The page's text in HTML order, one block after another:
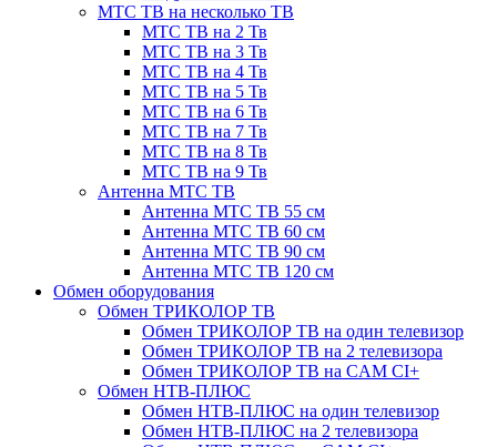
МТС ТВ на несколько ТВ
МТС ТВ на 2 Тв
МТС ТВ на 3 Тв
МТС ТВ на 4 Тв
МТС ТВ на 5 Тв
МТС ТВ на 6 Тв
МТС ТВ на 7 Тв
МТС ТВ на 8 Тв
МТС ТВ на 9 Тв
Антенна МТС ТВ
Антенна МТС ТВ 55 см
Антенна МТС ТВ 60 см
Антенна МТС ТВ 90 см
Антенна МТС ТВ 120 см
Обмен оборудования
Обмен ТРИКОЛОР ТВ
Обмен ТРИКОЛОР ТВ на один телевизор
Обмен ТРИКОЛОР ТВ на 2 телевизора
Обмен ТРИКОЛОР ТВ на CAM CI+
Обмен НТВ-ПЛЮС
Обмен НТВ-ПЛЮС на один телевизор
Обмен НТВ-ПЛЮС на 2 телевизора